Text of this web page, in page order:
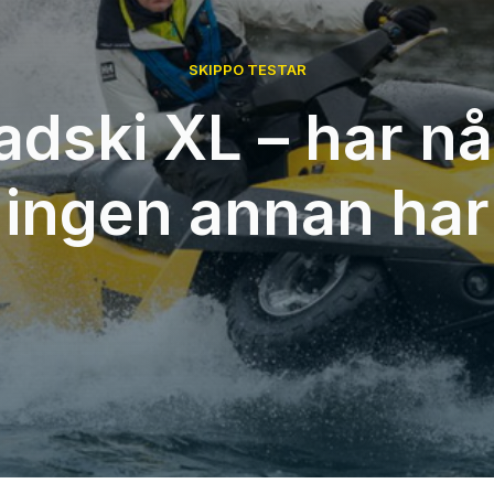
SKIPPO TESTAR
XL – har
ingen annan har